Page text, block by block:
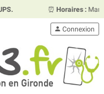
Horaires :Mardi,
person Connexion